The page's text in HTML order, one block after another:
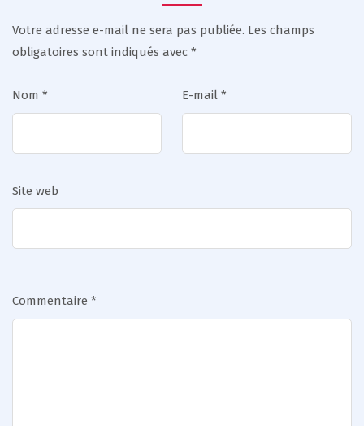
Votre adresse e-mail ne sera pas publiée. Les champs
obligatoires sont indiqués avec *
Nom * E-mail *
Site web
Commentaire *